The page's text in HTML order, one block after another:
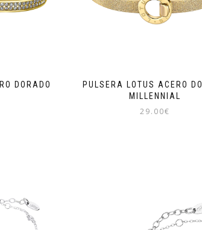
DORADO
PULSERA LOTUS ACERO
MILLENNIAL
29.00€